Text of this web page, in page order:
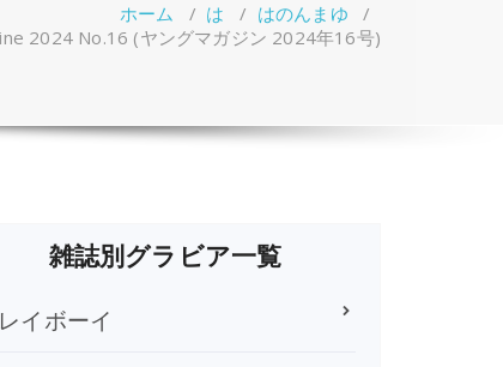
ホーム / は / はのんまゆ /
2024 No.16 (ヤングマガジン 2024年16号)
雑誌別グラビア一覧
イボーイ